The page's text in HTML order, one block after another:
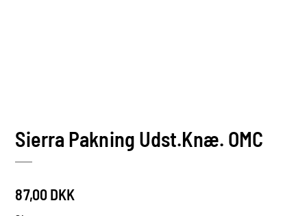
Sierra Pakning Udst.Knæ. OMC
87,00 DKK